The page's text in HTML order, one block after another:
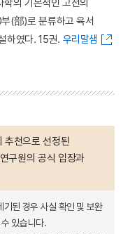
(部)로 분류하고 육서
하였다. 15권. 우리말샘
추천으로 선정된
구원의 공식 입장과
된 경우 사실 확인 및 보완
있습니다.